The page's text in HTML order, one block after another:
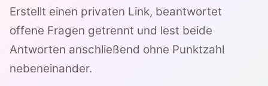
Erstellt einen privaten Link, beantwortet
offene Fragen getrennt und lest beide
Antworten anschließend ohne Punktzahl
nebeneinander.